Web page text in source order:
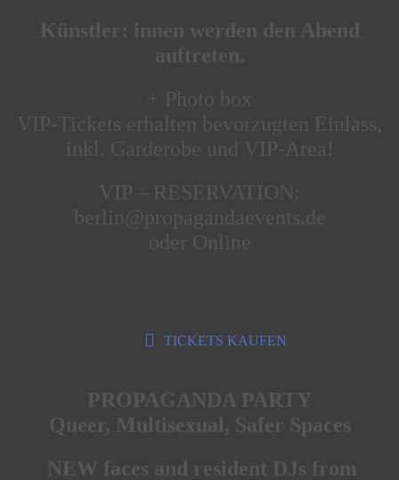
Künstler: innen werden den Abend
auftreten.
+ Photo box
VIP-Tickets erhalten bevorzugten Einlass,
inkl. Garderobe und VIP-Area!
VIP – RESERVATION:
berlin@propagandaevents.de
oder Online
TICKETS KAUFEN
PROPAGANDA PARTY
Queer, Multisexual, Safer Spaces
NEW faces and resident DJs from